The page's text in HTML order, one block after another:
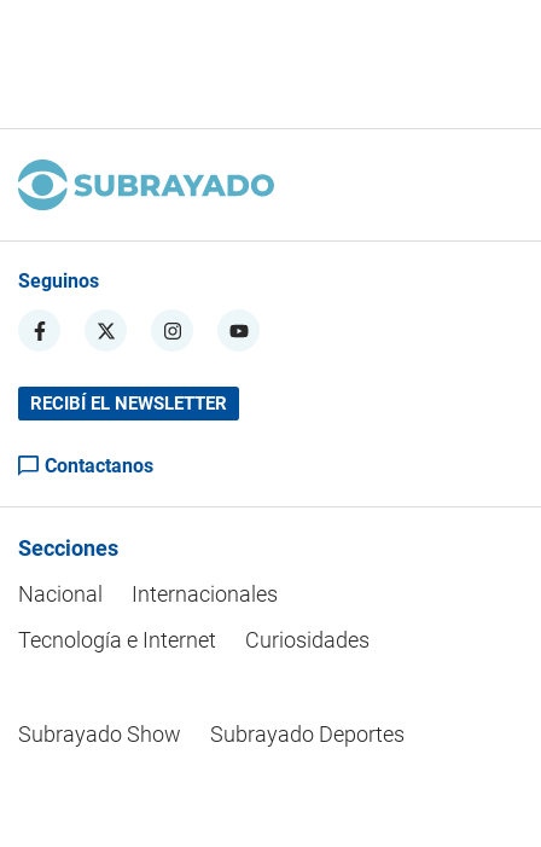
Seguinos
RECIBÍ EL NEWSLETTER
Contactanos
Secciones
Nacional
Internacionales
Tecnología e Internet
Curiosidades
Subrayado Show Subrayado Deportes